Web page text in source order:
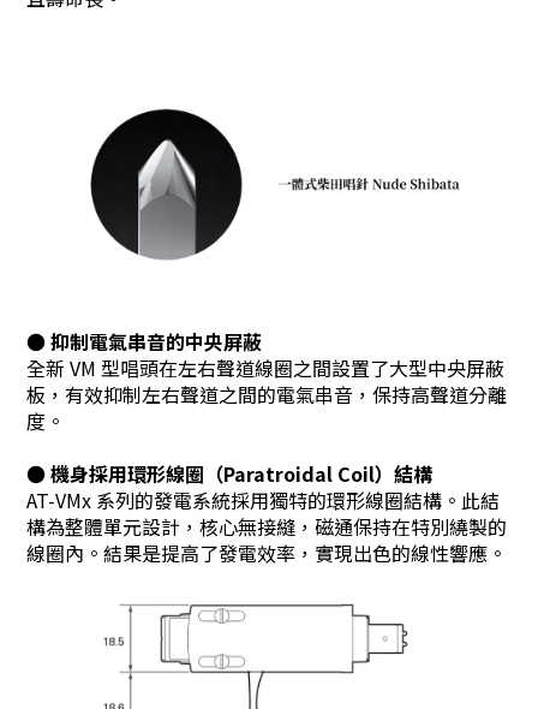
●抑制電氣串音的中央屏蔽
全新 VM 型唱頭在左右聲道線圈之間設置了大型中央屏蔽
板，有效抑制左右聲道之間的電氣串音，保持高聲道分離
度。
●機身採用環形線圈（Paratroidal Coil）結構
AT-VMx 系列的發電系統採用獨特的環形線圈結構。此結
構為整體單元設計，核心無接縫，磁通保持在特別繞製的
線圈內。結果是提高了發電效率，實現出色的線性響應。